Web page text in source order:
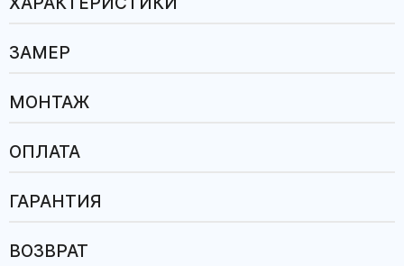
ЗАМЕР
МОНТАЖ
ОПЛАТА
ГАРАНТИЯ
ВОЗВРАТ